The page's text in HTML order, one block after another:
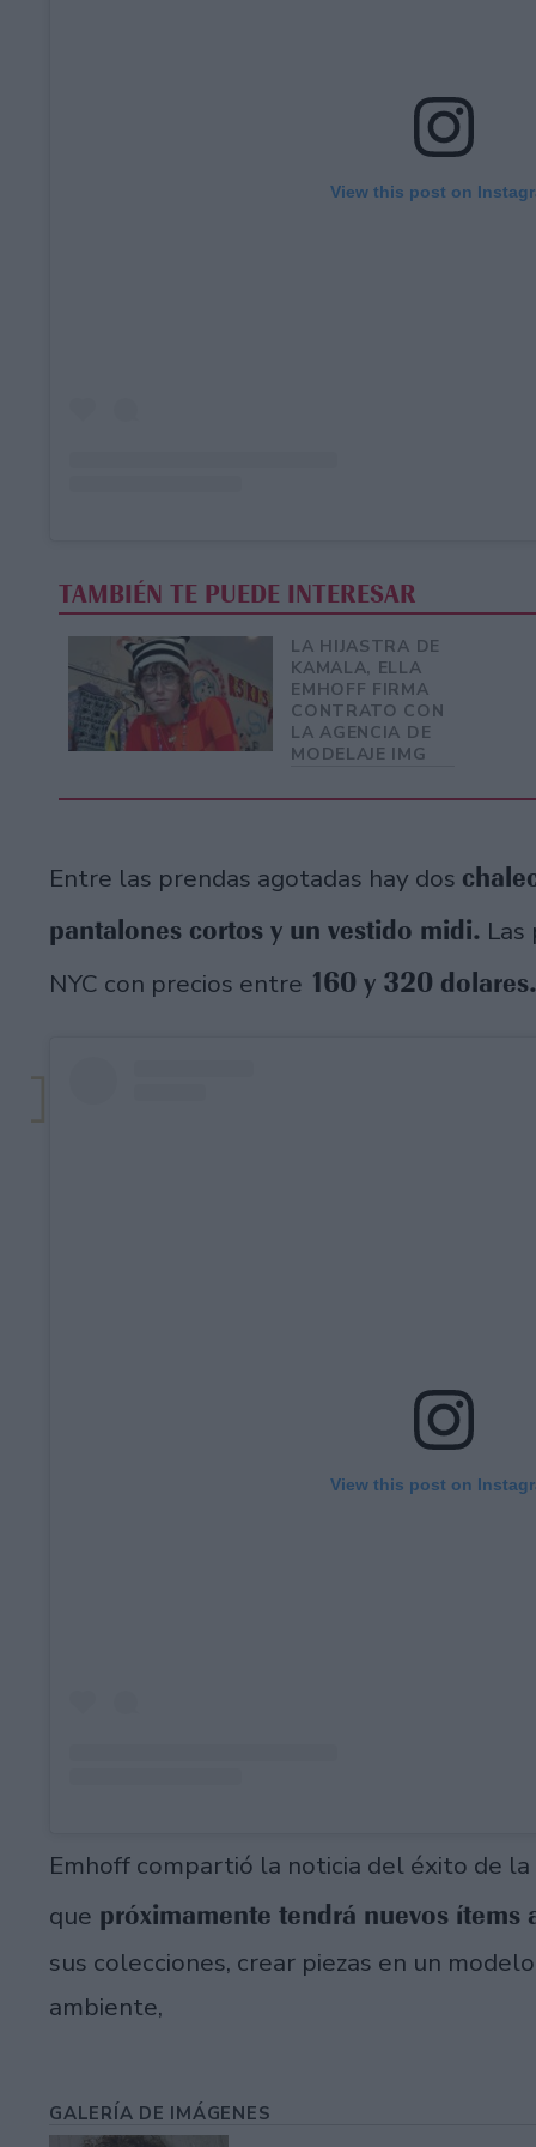
View this post on
TAMBIÉN TE PUEDE INTERESAR
LA HIJASTRA DE
KAMALA, ELLA
EMHOFF FIRMA
CONTRATO CON
LA AGENCIA DE
MODELAJE IMG
Entre las prendas agotadas hay dos
pantalones cortos y un vestido midi.
NYC con precios entre 160 y 320 dolares.
View this post on
Emhoff compartió la noticia del éxito de la
que próximamente tendrá nuevos ítems
sus colecciones, crear piezas en un
ambiente,
GALERÍA DE IMÁGENES